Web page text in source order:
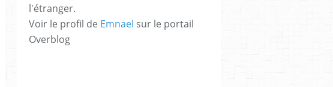
l'étranger.
Voir le profil de Emnael sur le portail
Overblog